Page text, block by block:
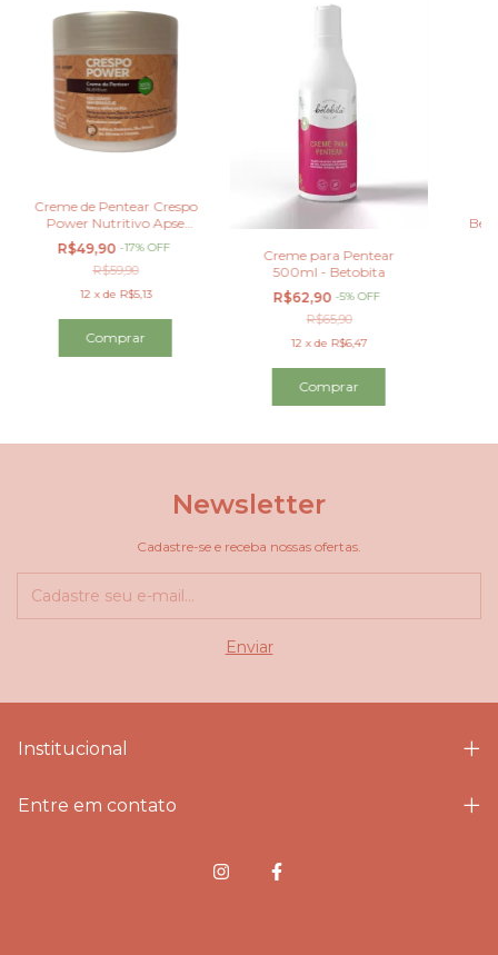
Creme de Pentear Crespo
Power Nutritivo Apse
500g
R$49,90 -17%OFF
R$59,90
12 xde R$5,13
Creme para Pentear
500ml - Betobita
R$62,90-5%OFF
R$65,90
12 xde R$6,47
Newsletter
Cadastre-se e receba nossas ofertas.
Institucional
Entre em contato